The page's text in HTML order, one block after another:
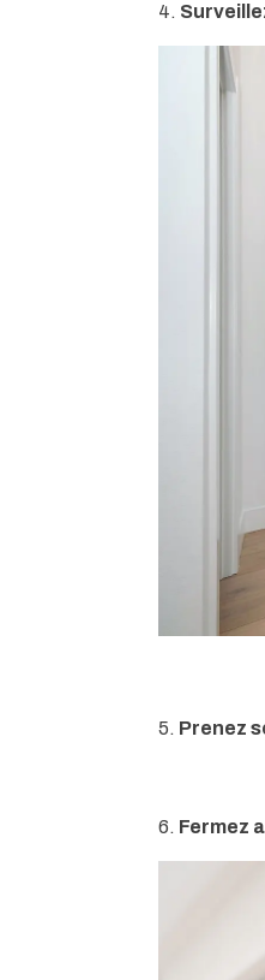
4.
5. Prenez
6. Fermez